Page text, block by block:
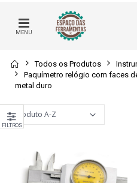
MENU
Todos os Produtos
Paquímetro relógio com faces
metal duro
FILTROS